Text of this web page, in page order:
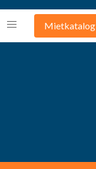
Mietkatalog